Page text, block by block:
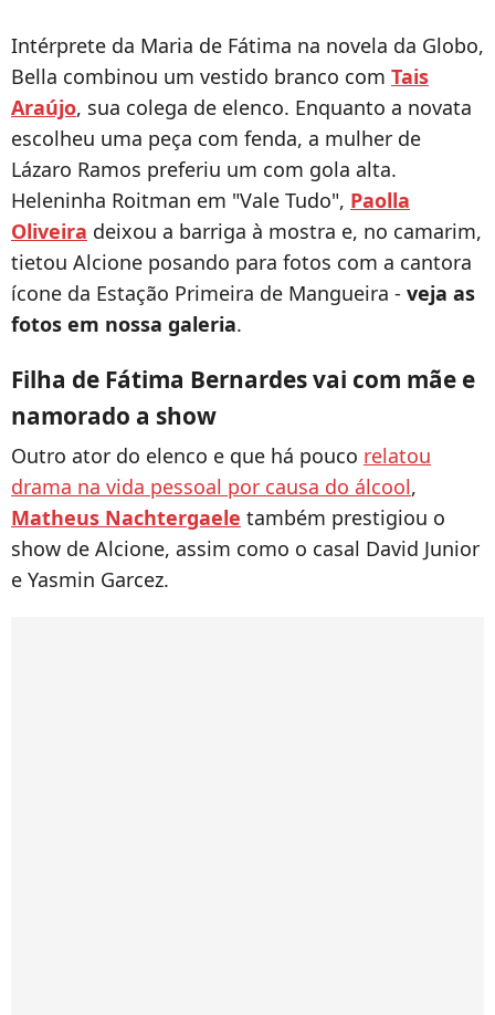
Intérprete da Maria de Fátima na novela da Globo,
Bella combinou um vestido branco com Tais
Araújo, sua colega de elenco. Enquanto a novata
escolheu uma peça com fenda, a mulher de
Lázaro Ramos preferiu um com gola alta.
Heleninha Roitman em "Vale Tudo", Paolla
Oliveira deixou a barriga à mostra e, no camarim,
tietou Alcione posando para fotos com a cantora
ícone da Estação Primeira de Mangueira - veja as
fotos em nossa galeria.
Filha de Fátima Bernardes vai com mãe e
namorado a show
Outro ator do elenco e que há pouco relatou
drama na vida pessoal por causa do álcool,
Matheus Nachtergaele também prestigiou o
show de Alcione, assim como o casal David Junior
e Yasmin Garcez.